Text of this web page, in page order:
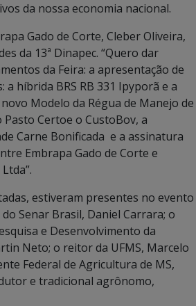
da nossa economia nacional.
Gado de Corte, Cleber Oliveira,
da 13ª Dinapec. “Quero dar
da Feira: a apresentação de
a híbrida BRS RB 331 Ipyporã e a
Modelo da Régua de Manejo de
Certoe o CustoBov, a
Carne Bonificada e a assinatura
Embrapa Gado de Corte e
estiveram presentes no evento
Senar Brasil, Daniel Carrara; o
e Desenvolvimento da
Neto; o reitor da UFMS, Marcelo
Federal de Agricultura de MS,
e tradicional agrônomo,